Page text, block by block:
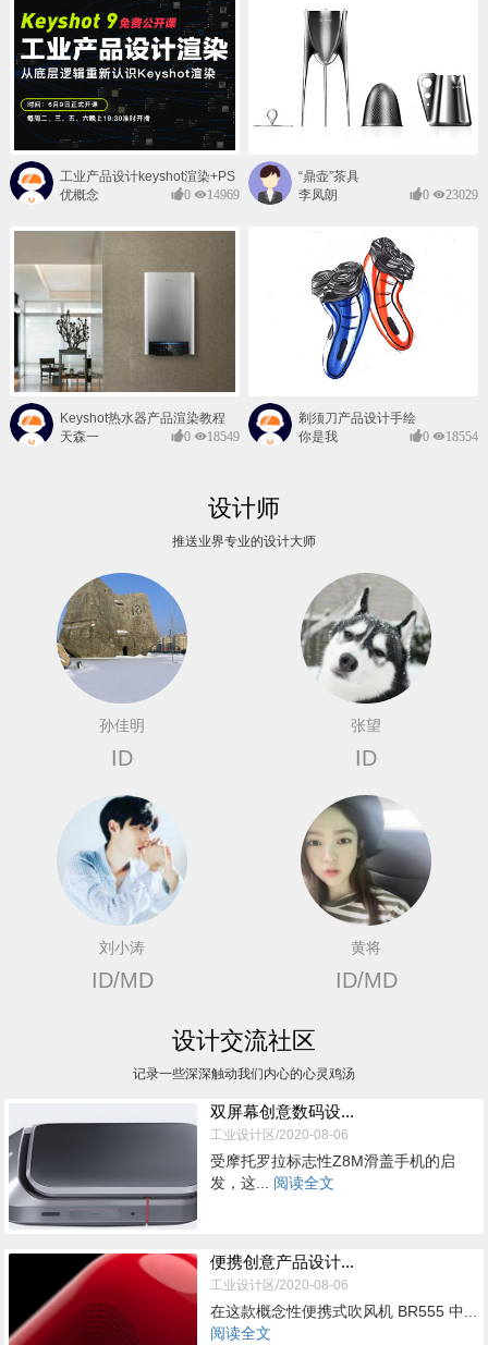
工业产品设计keyshot渲染+PS
后期班
优概念 0 14969
“鼎壶”茶具
李凤朗
0 23029
Keyshot热水器产品渲染教程
天森一
0 18549
剃须刀产品设计手绘
你是我
0 18554
设计师
推送业界专业的设计大师
孙佳明
ID
张望
ID
刘小涛
ID/MD
黄将
ID/MD
设计交流社区
记录一些深深触动我们内心的心灵鸡汤
双屏幕创意数码设...
工业设计区/2020-08-06
受摩托罗拉标志性Z8M滑盖手机的启
发，这... 阅读全文
便携创意产品设计...
工业设计区/2020-08-06
在这款概念性便携式吹风机 BR555 中...
阅读全文